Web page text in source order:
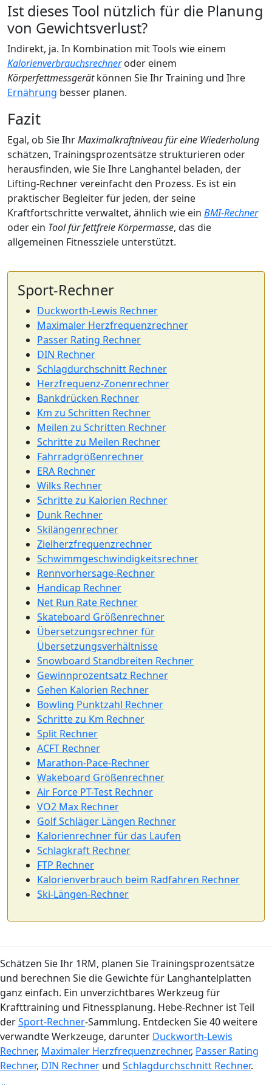
Ist dieses Tool nützlich für die Planung
von Gewichtsverlust?
Indirekt, ja. In Kombination mit Tools wie einem
Kalorienverbrauchsrechneroder einem
Körperfettmessgerätkönnen Sie Ihr Training und Ihre
Ernährung besser planen.
Fazit
Egal, ob Sie IhrMaximalkraftniveau für eine Wiederholung
schätzen, Trainingsprozentsätze strukturieren oder
herausfinden, wie Sie Ihre Langhantel beladen, der
Lifting-Rechner vereinfacht den Prozess. Es ist ein
praktischer Begleiter für jeden, der seine
Kraftfortschritte verwaltet, ähnlich wie ein BMI-Rechner
oder ein Tool für fettfreie Körpermasse, das die
allgemeinen Fitnessziele unterstützt.
Sport-Rechner
Duckworth-Lewis Rechner
Maximaler Herzfrequenzrechner
Passer Rating Rechner
DIN Rechner
Schlagdurchschnitt Rechner
Herzfrequenz-Zonenrechner
Bankdrücken Rechner
Km zu Schritten Rechner
Meilen zu Schritten Rechner
Schritte zu Meilen Rechner
Fahrradgrößenrechner
ERA Rechner
Wilks Rechner
Schritte zu Kalorien Rechner
Dunk Rechner
Skilängenrechner
Zielherzfrequenzrechner
Schwimmgeschwindigkeitsrechner
Rennvorhersage-Rechner
Handicap Rechner
Net Run Rate Rechner
Skateboard Größenrechner
Übersetzungsrechner für
Übersetzungsverhältnisse
Snowboard Standbreiten Rechner
Gewinnprozentsatz Rechner
Gehen Kalorien Rechner
Bowling Punktzahl Rechner
Schritte zu Km Rechner
Split Rechner
ACFT Rechner
Marathon-Pace-Rechner
Wakeboard Größenrechner
Air Force PT-Test Rechner
VO2 Max Rechner
Golf Schläger Längen Rechner
Kalorienrechner für das Laufen
Schlagkraft Rechner
FTP Rechner
Kalorienverbrauch beim Radfahren Rechner
Ski-Längen-Rechner
Schätzen Sie Ihr 1RM, planen Sie Trainingsprozentsätze
und berechnen Sie die Gewichte für Langhantelplatten
ganz einfach. Ein unverzichtbares Werkzeug für
Krafttraining und Fitnessplanung. Hebe-Rechner ist Teil
derSport-Rechner-Sammlung. Entdecken Sie 40 weitere
verwandte Werkzeuge, darunter Duckworth-Lewis
Rechner, Maximaler Herzfrequenzrechner, Passer Rating
Rechner, DIN Rechner und Schlagdurchschnitt Rechner.